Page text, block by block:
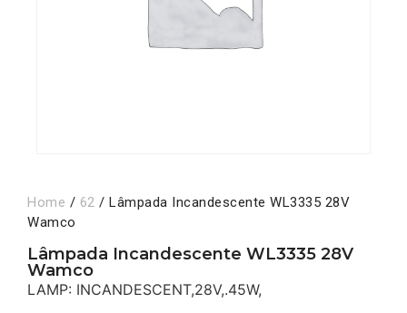
Home / 62 / Lâmpada Incandescente WL3335 28V
Wamco
Lâmpada Incandescente WL3335 28V
Wamco
LAMP: INCANDESCENT,28V,.45W,